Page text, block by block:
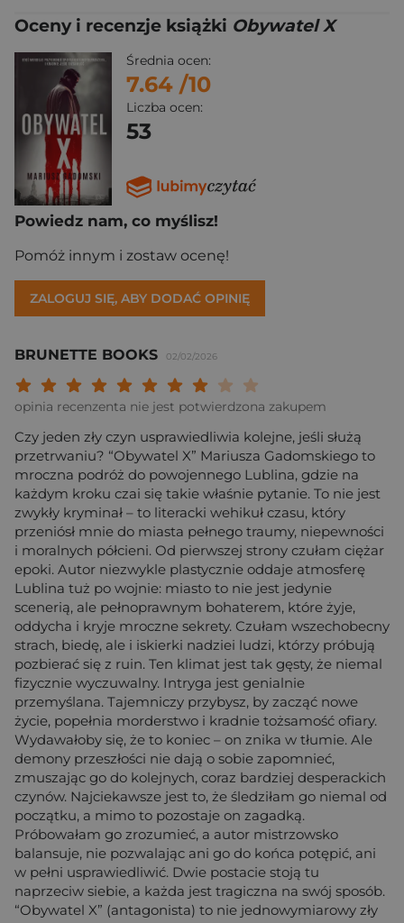
Oceny i recenzje książki Obywatel X
Średnia ocen:
7.64 /10
Liczba ocen:
53
Powiedz nam, co myślisz!
Pomóż innym i zostaw ocenę!
ZALOGUJ SIĘ, ABY DODAĆ OPINIĘ
BRUNETTE BOOKS 02/02/2026
Twoja ocena:
Twoja ocena: Wybitna 9/
Twoja ocena: Rewelacyjna 8/
Twoja ocena: Bardzo dobra 7/10"
Twoja ocena: Dobra 6/10"
Twoja ocena: Przeciętna 5/10"
Twoja ocena: Może być 4/10"
Twoja ocena: Słaba 3/10"
Twoja ocena: Bardzo słaba 2/10"
Twoja ocena: Beznadziejna 1/10"
opinia recenzenta nie jest potwierdzona zakupem
Czy jeden zły czyn usprawiedliwia kolejne, jeśli służą
przetrwaniu? “Obywatel X” Mariusza Gadomskiego to
mroczna podróż do powojennego Lublina, gdzie na
każdym kroku czai się takie właśnie pytanie. To nie jest
zwykły kryminał – to literacki wehikuł czasu, który
przeniósł mnie do miasta pełnego traumy, niepewności
i moralnych półcieni. Od pierwszej strony czułam ciężar
epoki. Autor niezwykle plastycznie oddaje atmosferę
Lublina tuż po wojnie: miasto to nie jest jedynie
scenerią, ale pełnoprawnym bohaterem, które żyje,
oddycha i kryje mroczne sekrety. Czułam wszechobecny
strach, biedę, ale i iskierki nadziei ludzi, którzy próbują
pozbierać się z ruin. Ten klimat jest tak gęsty, że niemal
fizycznie wyczuwalny. Intryga jest genialnie
przemyślana. Tajemniczy przybysz, by zacząć nowe
życie, popełnia morderstwo i kradnie tożsamość ofiary.
Wydawałoby się, że to koniec – on znika w tłumie. Ale
demony przeszłości nie dają o sobie zapomnieć,
zmuszając go do kolejnych, coraz bardziej desperackich
czynów. Najciekawsze jest to, że śledziłam go niemal od
początku, a mimo to pozostaje on zagadką.
Próbowałam go zrozumieć, a autor mistrzowsko
balansuje, nie pozwalając ani go do końca potępić, ani
w pełni usprawiedliwić. Dwie postacie stoją tu
naprzeciw siebie, a każda jest tragiczna na swój sposób.
“Obywatel X” (antagonista) to nie jednowymiarowy zły